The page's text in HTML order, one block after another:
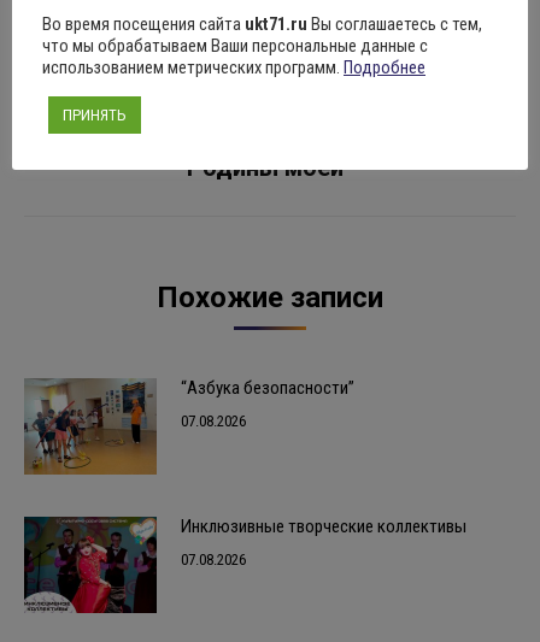
записям
запись:
Татьяны Уфимцевой.
запись:
Фестиваль фортепианной музыки “Звуки
Родины моей”
Похожие записи
“Азбука безопасности”
07.08.2026
Инклюзивные творческие коллективы
07.08.2026
Во время посещения сайта ukt71.ru Вы соглашаетесь с тем,
что мы обрабатываем Ваши персональные данные с
использованием метрических программ. Подробнее
ПРИНЯТЬ